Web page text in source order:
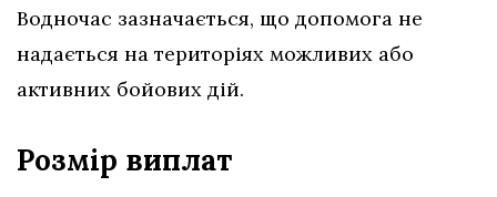
Водночас зазначається, що допомога не
надається на територіях можливих або
активних бойових дій.
Розмір виплат